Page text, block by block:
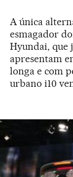
A única
esmagador
Hyundai, que
apresentam
longa e com
urbano i10